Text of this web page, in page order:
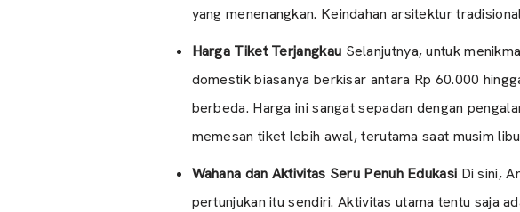
yang menenangkan. Keindahan arsitektur
Harga Tiket Terjangkau Selanjutnya, untuk
domestik biasanya berkisar antara Rp 60.000
berbeda. Harga ini sangat sepadan dengan
memesan tiket lebih awal, terutama saat musim
Wahana dan Aktivitas Seru Penuh Edukasi Di sini,
pertunjukan itu sendiri. Aktivitas utama tentu saja